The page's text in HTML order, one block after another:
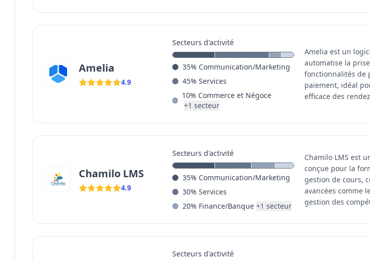
Amelia
4.9
Secteurs d'activité
35% Communication/Marketing
45% Services
10% Commerce et Négoce
+1 secteur
Amelia est un
automatise la
fonctionnalités de
paiement, idéal
efficace des
Chamilo LMS
4.9
Secteurs d'activité
35% Communication/Marketing
30% Services
20% Finance/Banque +1 secteur
Chamilo LMS est
conçue pour la
gestion de cours,
avancées comme
gestion des
Secteurs d'activité